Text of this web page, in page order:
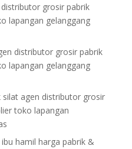
grosir pabrik
lapangan gelanggang
distributor grosir pabrik
lapangan gelanggang
agen distributor grosir
toko lapangan
hamil harga pabrik &